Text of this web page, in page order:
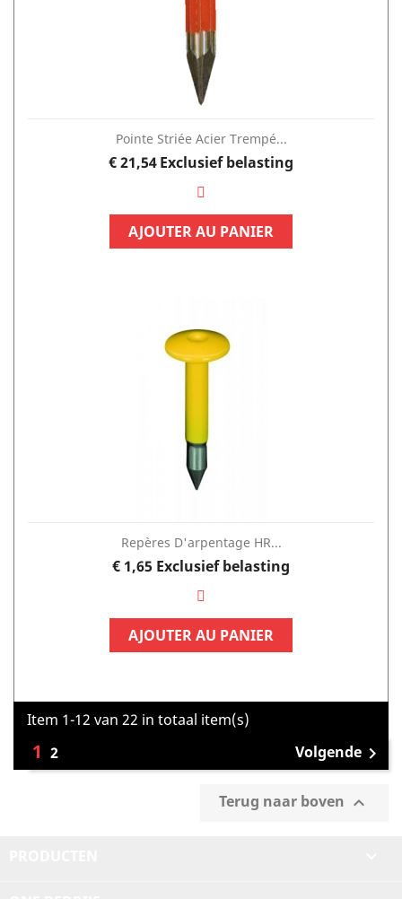
Pointe Striée Acier Trempé...
Prijs
€ 21,54Exclusief belasting
AJOUTER AU PANIER
Repères D'arpentage HR...
Prijs
€ 1,65 Exclusief belasting
AJOUTER AU PANIER
Item 1-12 van 22 in totaal item(s)
1 2 Volgende 
Terug naar boven 